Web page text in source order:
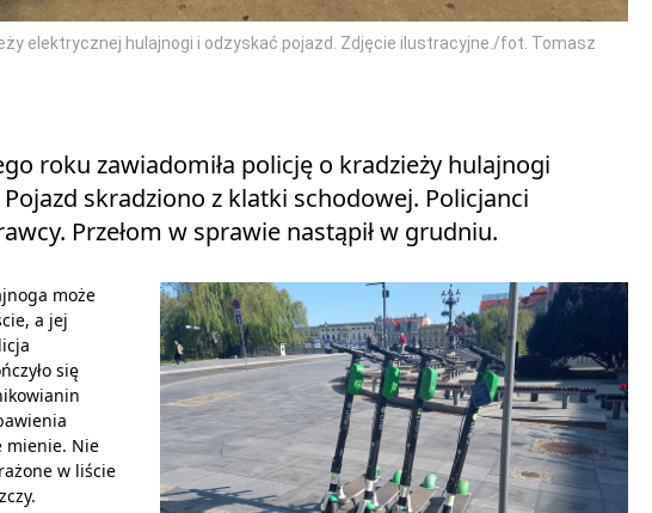
elektrycznej hulajnogi i odzyskać pojazd. Zdjęcie ilustracyjne./fot. Tomasz
roku zawiadomiła policję o kradzieży hulajnogi
skradziono z klatki schodowej. Policjanci
Przełom w sprawie nastąpił w grudniu.
może
a jej
się
mienie. Nie
w liście